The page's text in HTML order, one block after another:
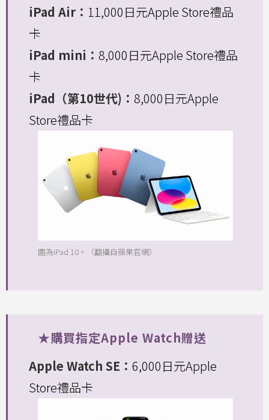
iPad Air： 11,000日元Apple Store禮品
卡
iPad mini： 8,000日元Apple Store禮品
卡
iPad（第10世代)： 8,000日元Apple
Store禮品卡
圖為iPad 10。（翻攝自蘋果官網）
★購買指定Apple Watch贈送
Apple Watch SE： 6,000日元Apple
Store禮品卡